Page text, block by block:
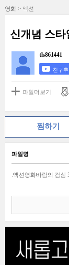
영화 > 액션
신개념 스
tls861441
친구
파일더보기
찜하기
파일명
.액션영화바람의 검심